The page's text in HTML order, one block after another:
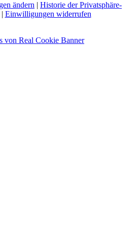
ändern | Historie der Privatsphäre-
| Einwilligungen widerrufen
von Real Cookie Banner